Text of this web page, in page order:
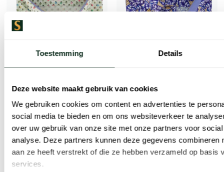
Toestemming Details
Deze website maakt gebruik van cookies
We gebruiken cookies om content en advertenties te
social media te bieden en om ons websiteverkeer te
over uw gebruik van onze site met onze partners voor
analyse. Deze partners kunnen deze gegevens combineren
aan ze heeft verstrekt of die ze hebben verzameld op basis
services.
Portofino
overhemd wijde fit groen geprint katoen
€ 84,95€ 67,96
-
Portofino
overhemd bloemenprint blauw katoen
€ 84,95€ 42,48
-